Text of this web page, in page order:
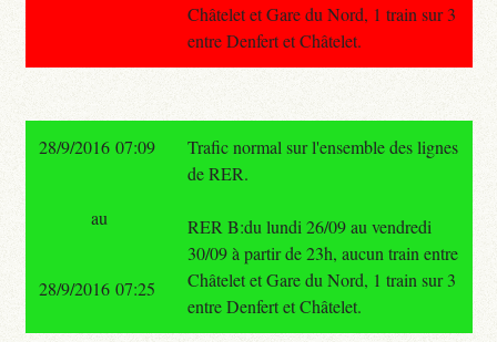
Châtelet et Gare du Nord, 1 train sur 3
entre Denfert et Châtelet.
28/9/2016 07:09
Trafic normal sur l'ensemble des lignes
de RER.
RER B:du lundi 26/09 au vendredi
30/09 à partir de 23h, aucun train entre
Châtelet et Gare du Nord, 1 train sur 3
entre Denfert et Châtelet.
au
28/9/2016 07:25